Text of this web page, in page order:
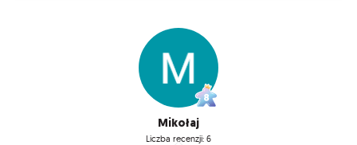
Mikołaj
Liczba recenzji: 6